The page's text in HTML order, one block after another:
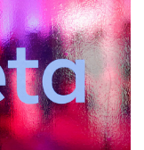
มพบ สีจิ้นผิง
ายงานด้วยว่า เขา
อดกันที่
การทูตระหว่าง 3
ทิศทาง